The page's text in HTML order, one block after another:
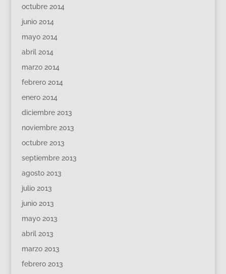
octubre 2014
junio 2014
mayo 2014
abril 2014
marzo 2014
febrero 2014
enero 2014
diciembre 2013
noviembre 2013
octubre 2013
septiembre 2013
agosto 2013
julio 2013
junio 2013
mayo 2013
abril 2013
marzo 2013
febrero 2013